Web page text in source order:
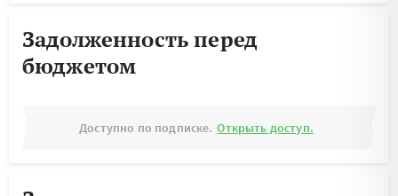
Задолженность перед
бюджетом
Доступно по подписке. Открыть доступ.